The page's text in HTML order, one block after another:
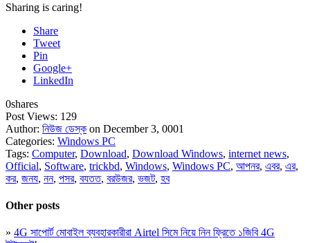
Sharing is caring!
Share
Tweet
Pin
Google+
LinkedIn
0shares
Post Views: 129
Author: নিউজ ডেস্ক on December 3, 0001
Categories: Windows PC
Tags: Computer, Download, Download Windows, internet news,
Official, Software, trickbd, Windows, Windows PC, আপনর, এবর, এর,
কর, জনয, নন, পসর, বযতত, বরউজর, ভজট, হব
Other posts
» 4G সাপোর্ট মোবাইল ব্যবহারকারীরা Airtel সিমে নিয়ে নিন ফ্রিতে ১জিবি 4G